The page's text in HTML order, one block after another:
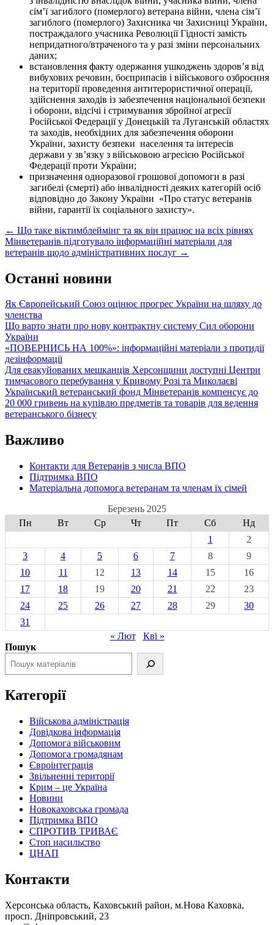
сім’ї загиблого (померлого) ветерана війни, члена сім’ї
загиблого (померлого) Захисника чи Захисниці України,
постраждалого учасника Революції Гідності замість
непридатного/втраченого та у разі зміни персональних
даних;
встановлення факту одержання ушкоджень здоров’я від
вибухових речовин, боєприпасів і військового озброєння
на території проведення антитерористичної операції,
здійснення заходів із забезпечення національної безпеки
і оборони, відсічі і стримування збройної агресії
Російської Федерації у Донецькій та Луганській областях
та заходів, необхідних для забезпечення оборони
України, захисту безпеки населення та інтересів
держави у зв’язку з військовою агресією Російської
Федерації проти України;
призначення одноразової грошової допомоги в разі
загибелі (смерті) або інвалідності деяких категорій осіб
відповідно до Закону України «Про статус ветеранів
війни, гарантії їх соціального захисту».
Post
navigation
← Що таке віктимблеймінг та як він працює на всіх рівнях
Мінветеранів підготувало інформаційні матеріали для
ветеранів щодо адміністративних послуг →
Останні новини
Як Європейський Союз оцінює прогрес України на шляху до
членства
Що варто знати про нову контрактну систему Сил оборони
України
«ПОВЕРНИСЬ НА 100%»: інформаційні матеріали з протидії
дезінформації
Для евакуйованих мешканців Херсонщини доступні Центри
тимчасового перебування у Кривому Розі та Миколаєві
Український ветеранський фонд Мінветеранів компенсує до
20 000 гривень на купівлю предметів та товарів для ведення
ветеранського бізнесу
Важливо
Контакти для Ветеранів з числа ВПО
Підтримка ВПО
Матеріальна допомога ветеранам та членам їх сімей
Березень 2025
Пн
Вт Ср Чт Пт Сб
Нд
1
2
3
4 5 6 7 8
9
10
11 12 13 14 15
16
17
18 19 20 21 22
23
24
25 26 27 28 29
30
31
« Лют
Кві »
Пошук
Категорії
Військова адміністрація
Довідкова інформація
Допомога військовим
Допомога громадянам
Євроінтеграція
Звільненні території
Крим – це Україна
Новини
Новокаховська громада
Підтримка ВПО
СПРОТИВ ТРИВАЄ
Стоп насильство
ЦНАП
Контакти
Херсонська область, Каховський район, м.Нова Каховка,
просп. Дніпровський, 23